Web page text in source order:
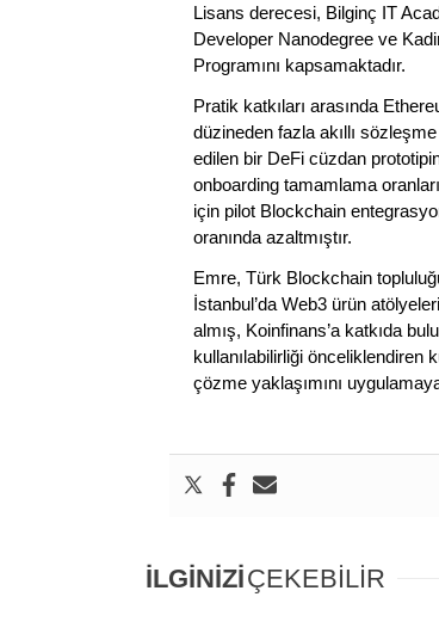
Lisans derecesi, Bilginç IT
Developer Nanodegree ve
Programını kapsamaktadır.
Pratik katkıları arasında
düzineden fazla akıllı sözleşme
edilen bir DeFi cüzdan
onboarding tamamlama
için pilot Blockchain
oranında azaltmıştır.
Emre, Türk Blockchain
İstanbul’da Web3 ürün
almış, Koinfinans’a katkıda
kullanılabilirliği önceliklendiren
çözme yaklaşımını
İLGİNİZİÇEKEBİLİR